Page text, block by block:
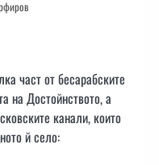
част от бесарабските
на Достойнството, а
канали, които
й село: